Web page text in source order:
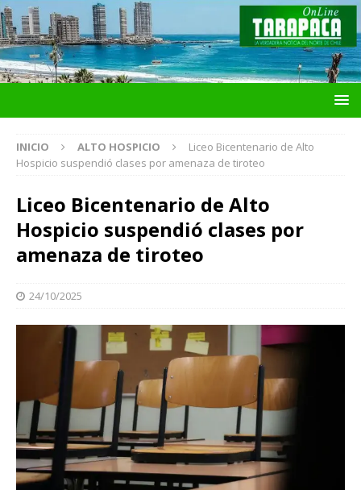
INICIO ALTO HOSPICIO
Liceo Bicentenario de Alto
Hospicio suspendió clases por amenaza de tiroteo
Liceo Bicentenario de Alto
Hospicio suspendió clases por
amenaza de tiroteo
24/10/2025